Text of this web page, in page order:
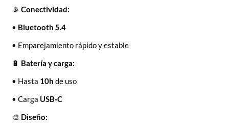
📡 Conectividad:
• Bluetooth 5.4
• Emparejamiento rápido y estable
🔋 Batería y carga:
• Hasta 10h de uso
• Carga USB‑C
🎨 Diseño: